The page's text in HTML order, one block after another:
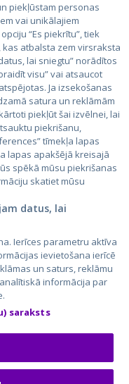
piekļūstam personas
vai unikālajiem
“Es piekrītu”, tiek
atbalsta zem virsraksta
lai sniegtu” norādītos
visu” vai atsaucot
Ja izsekošanas
satura un reklāmām
piekļūt šai izvēlnei, lai
piekrišanu,
tīmekļa lapas
lapas apakšējā kreisajā
spēkā mūsu piekrišanas
skatiet mūsu
datus, lai
Ierīces parametru aktīva
ievietošana ierīcē
un saturs, reklāmu
informācija par
saraksts